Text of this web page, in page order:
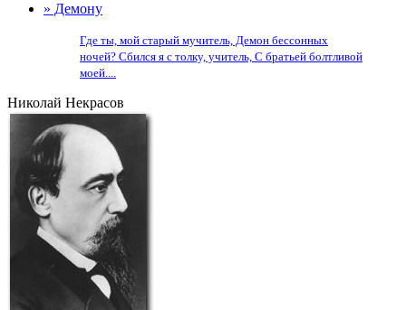
» Демону
Где ты, мой старый мучитель, Демон бессонных
ночей? Сбился я с толку, учитель, С братьей болтливой
моей....
Николай Некрасов